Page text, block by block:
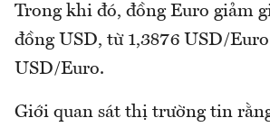
Trong khi đó, đồng Euro giảm
đồng USD, từ 1,3876 USD/
USD/Euro.
Giới quan sát thị trường tin